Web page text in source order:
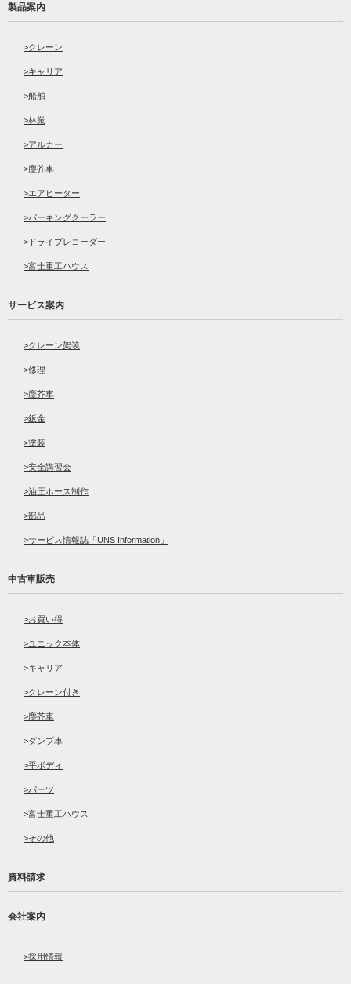
製品案内
クレーン
キャリア
船舶
林業
アルカー
塵芥車
エアヒーター
パーキングクーラー
ドライブレコーダー
富士重工ハウス
サービス案内
クレーン架装
修理
塵芥車
鈑金
塗装
安全講習会
油圧ホース制作
部品
サービス情報誌「UNS Information」
中古車販売
お買い得
ユニック本体
キャリア
クレーン付き
塵芥車
ダンプ車
平ボディ
パーツ
富士重工ハウス
その他
資料請求
会社案内
採用情報